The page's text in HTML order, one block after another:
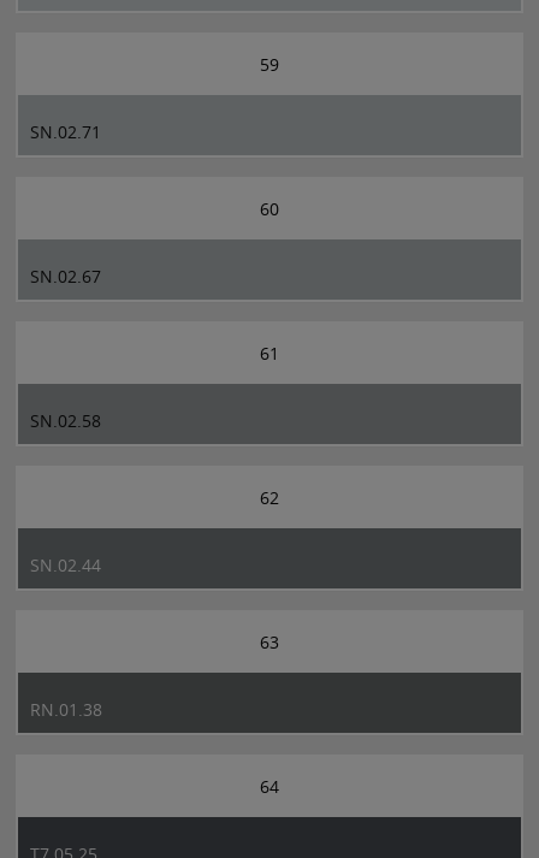
59
SN.02.71
60
SN.02.67
61
SN.02.58
62
SN.02.44
63
RN.01.38
64